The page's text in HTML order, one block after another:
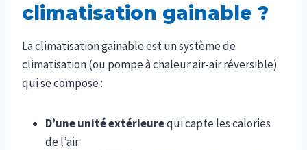
climatisation gainable ?
La climatisation gainable est un système de
climatisation (ou pompe à chaleur air-air réversible)
qui se compose :
D’une unité extérieurequi capte les calories
de l’air.